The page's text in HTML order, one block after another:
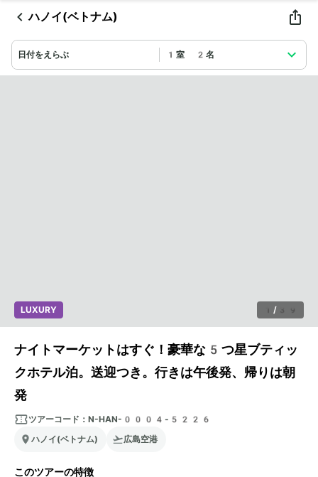
ハノイ(ベトナム)
日付をえらぶ 1室 2名
1 / 39
LUXURY
ナイトマーケットはすぐ！豪華な5つ星ブティッ
クホテル泊。送迎つき。行きは午後発、帰りは朝
発
ツアーコード： N-HAN-0004-5226
ハノイ(ベトナム)
広島空港
このツアーの特徴